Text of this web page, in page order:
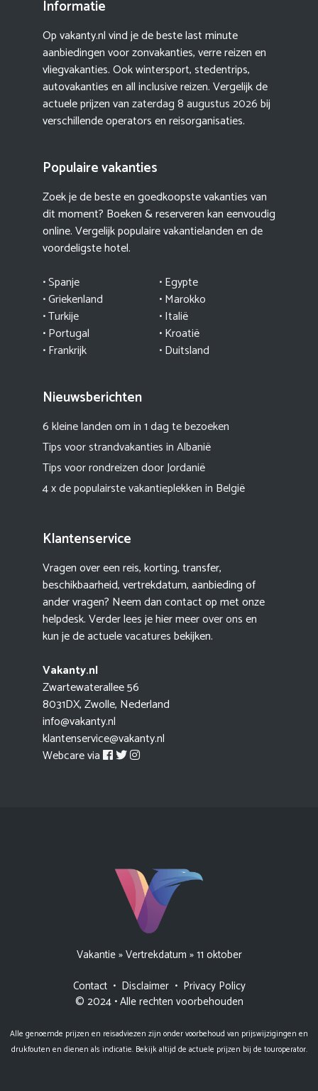
Informatie
Op vakanty.nl vind je de beste last minute
aanbiedingen voor zonvakanties, verre reizen en
vliegvakanties. Ook wintersport, stedentrips,
autovakanties en all inclusive reizen. Vergelijk de
actuele prijzen vanzaterdag 8 augustus 2026bij
verschillende operators en reisorganisaties.
Populaire vakanties
Zoek je de beste en goedkoopste vakanties van
dit moment? Boeken & reserveren kan eenvoudig
online. Vergelijk populaire vakantielanden en de
voordeligste hotel.
• Spanje
• Griekenland
• Turkije
•Portugal
• Frankrijk
• Egypte
•Marokko
• Italië
•Kroatië
• Duitsland
Nieuwsberichten
6 kleine landen om in 1 dag te bezoeken
Tips voor strandvakanties in Albanië
Tips voor rondreizen door Jordanië
4 x de populairste vakantieplekken in België
Klantenservice
Vragen over een reis, korting, transfer,
beschikbaarheid, vertrekdatum, aanbieding of
ander vragen? Neem dan contact op met onze
helpdesk. Verder lees je hier meerover onsen
kun je de actuelevacaturesbekijken.
Vakanty.nl
Zwartewaterallee 56
8031DX, Zwolle, Nederland
info@vakanty.nl
klantenservice@vakanty.nl
Webcare via
Vakantie»Vertrekdatum »11 oktober
Contact• Disclaimer• Privacy Policy
© 2024 • Alle rechten voorbehouden
Alle genoemde prijzen en reisadviezen zijn onder voorbehoud van prijswijzigingen en
drukfouten en dienen als indicatie. Bekijk altijd de actuele prijzen bij de touroperator.